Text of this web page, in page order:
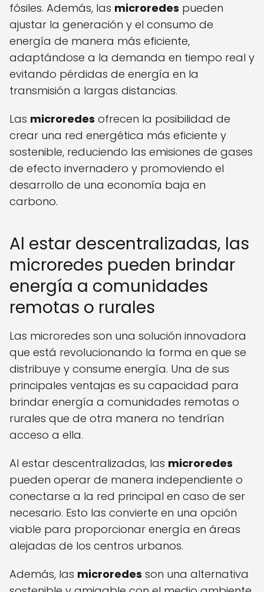
fósiles. Además, las microredes pueden
ajustar la generación y el consumo de
energía de manera más eficiente,
adaptándose a la demanda en tiempo real y
evitando pérdidas de energía en la
transmisión a largas distancias.
Las microredes ofrecen la posibilidad de
crear una red energética más eficiente y
sostenible, reduciendo las emisiones de gases
de efecto invernadero y promoviendo el
desarrollo de una economía baja en
carbono.
Al estar descentralizadas, las
microredes pueden brindar
energía a comunidades
remotas o rurales
Las microredes son una solución innovadora
que está revolucionando la forma en que se
distribuye y consume energía. Una de sus
principales ventajas es su capacidad para
brindar energía a comunidades remotas o
rurales que de otra manera no tendrían
acceso a ella.
Al estar descentralizadas, las microredes
pueden operar de manera independiente o
conectarse a la red principal en caso de ser
necesario. Esto las convierte en una opción
viable para proporcionar energía en áreas
alejadas de los centros urbanos.
Además, las microredes son una alternativa